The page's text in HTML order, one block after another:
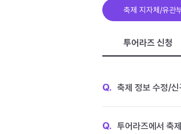
축제 지자체/유관
투어라즈 신청
Q. 축제 정보 수정/
Q. 투어라즈에서 축